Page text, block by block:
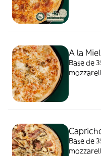
A la Miel
Base de
Base de